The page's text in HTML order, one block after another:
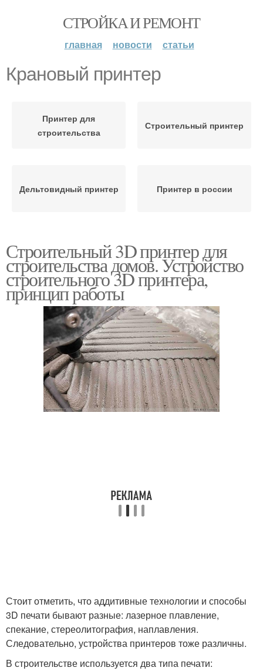
СТРОЙКА И РЕМОНТ
главная новости статьи
Крановый принтер
Принтер для
строительства
Строительный принтер
Дельтовидный принтер Принтер в россии
Строительный 3D принтер для
строительства домов. Устройство
строительного 3D принтера,
принцип работы
Стоит отметить, что аддитивные технологии и способы
3D печати бывают разные: лазерное плавление,
спекание, стереолитография, наплавления.
Следовательно, устройства принтеров тоже различны.
В строительстве используется два типа печати: